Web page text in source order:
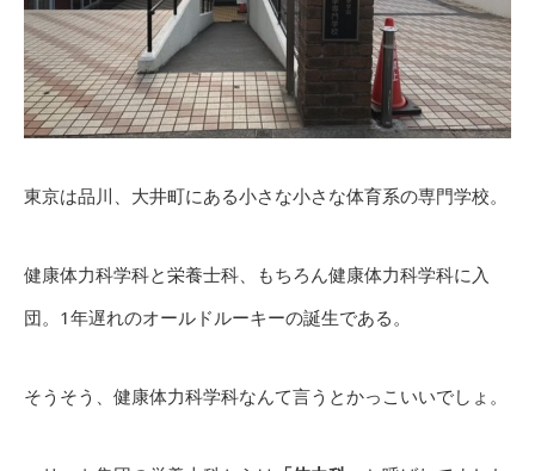
東京は品川、大井町にある小さな小さな体育系の専門学校。
健康体力科学科と栄養士科、もちろん健康体力科学科に入
団。1年遅れのオールドルーキーの誕生である。
そうそう、健康体力科学科なんて言うとかっこいいでしょ。